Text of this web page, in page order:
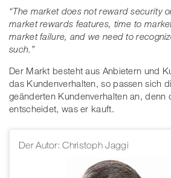
“The market does not reward security
market rewards features, time to
market failure, and we need to
such.”
Der Markt besteht aus Anbietern und
das Kundenverhalten, so passen sich
geänderten Kundenverhalten an, denn
entscheidet, was er kauft.
Der Autor: Christoph Jaggi